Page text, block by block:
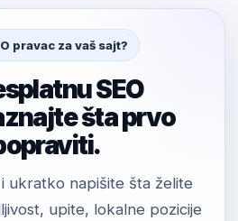
pravac za vaš sajt?
SEO
šta prvo
i ukratko napišite šta želite
upite, lokalne pozicije